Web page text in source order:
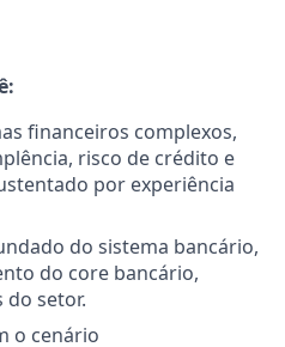
financeiros complexos,
risco de crédito e
por experiência
do sistema bancário,
do core bancário,
setor.
o cenário